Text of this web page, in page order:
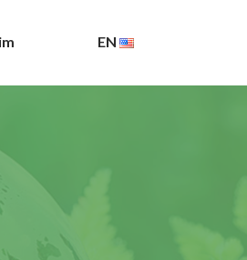
EN